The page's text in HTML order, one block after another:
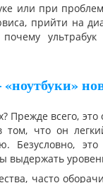
или при
прийти на
Прежде всего,
том, что он
Безусловно,
выдержать
часто